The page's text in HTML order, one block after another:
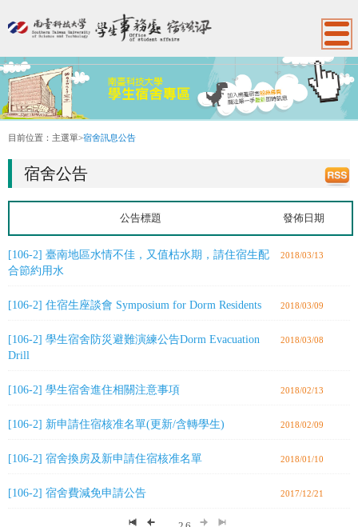
:::
目前位置： 主選單>宿舍訊息公告
宿舍公告
公告標題 發佈日期
[106-2] 臺南地區水情不佳，又值枯水期，請住宿生配
合節約用水
2018/03/13
[106-2] 住宿生座談會 Symposium for Dorm Residents 2018/03/09
[106-2] 學生宿舍防災避難演練公告Dorm Evacuation
Drill
2018/03/08
[106-2] 學生宿舍進住相關注意事項 2018/02/13
[106-2] 新申請住宿核准名單(更新/含轉學生) 2018/02/09
[106-2] 宿舍換房及新申請住宿核准名單 2018/01/10
[106-2] 宿舍費減免申請公告 2017/12/21